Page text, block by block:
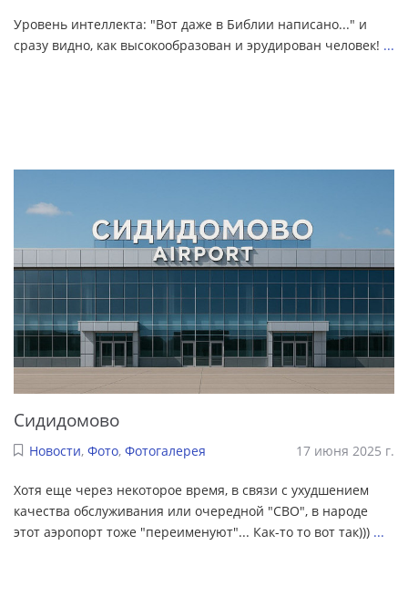
Уровень интеллекта: "Вот даже в Библии написано..." и
сразу видно, как высокообразован и эрудирован человек! ...
Сидидомово
Новости, Фото, Фотогалерея 17 июня 2025 г.
Хотя еще через некоторое время, в связи с ухудшением
качества обслуживания или очередной "СВО", в народе
этот аэропорт тоже "переименуют"... Как-то то вот так))) ...